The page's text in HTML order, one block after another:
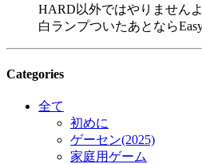
HARD以外ではやりませんよ
白ランプついたあとなら
Categories
全て
初めに
ゲーセン(2025)
家庭用ゲーム